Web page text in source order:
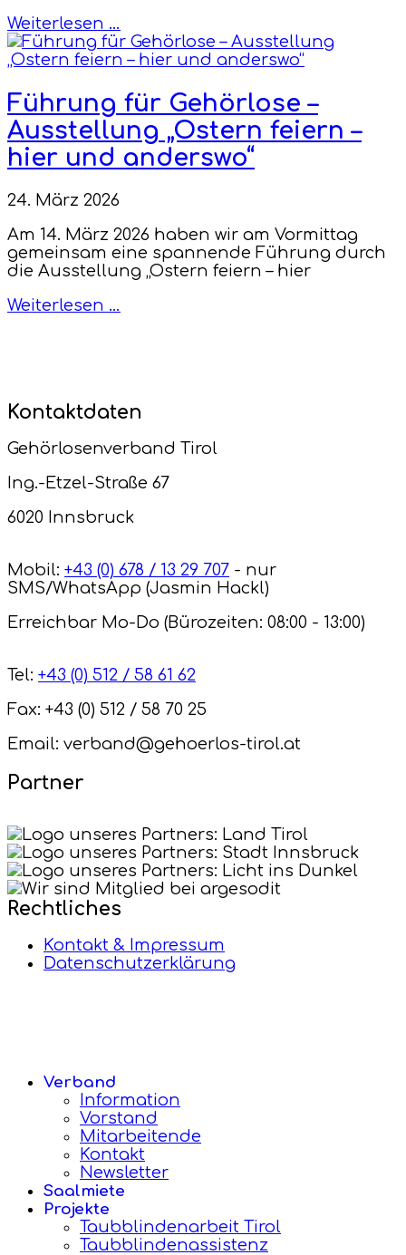
Weiterlesen …
Führung für Gehörlose –
Ausstellung „Ostern feiern –
hier und anderswo“
24. März 2026
Am 14. März 2026 haben wir am Vormittag
gemeinsam eine spannende Führung durch
die Ausstellung „Ostern feiern – hier
Weiterlesen …
Kontaktdaten
Gehörlosenverband Tirol
Ing.-Etzel-Straße 67
6020 Innsbruck
Mobil: +43 (0) 678 / 13 29 707 - nur
SMS/WhatsApp (Jasmin Hackl)
Erreichbar Mo-Do (Bürozeiten: 08:00 - 13:00)
Tel: +43 (0) 512 / 58 61 62
Fax: +43 (0) 512 / 58 70 25
Email: verband@gehoerlos-tirol.at
Partner
Rechtliches
Kontakt & Impressum
Datenschutzerklärung
Verband
Information
Vorstand
Mitarbeitende
Kontakt
Newsletter
Saalmiete
Projekte
Taubblindenarbeit Tirol
Taubblindenassistenz